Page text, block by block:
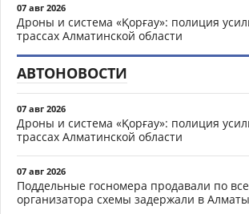
07 авг 2026
Дроны и система «Қорғау»: полиция
трассах Алматинской области
АВТОНОВОСТИ
07 авг 2026
Дроны и система «Қорғау»: полиция
трассах Алматинской области
07 авг 2026
Поддельные госномера продавали по
организатора схемы задержали в Алматы